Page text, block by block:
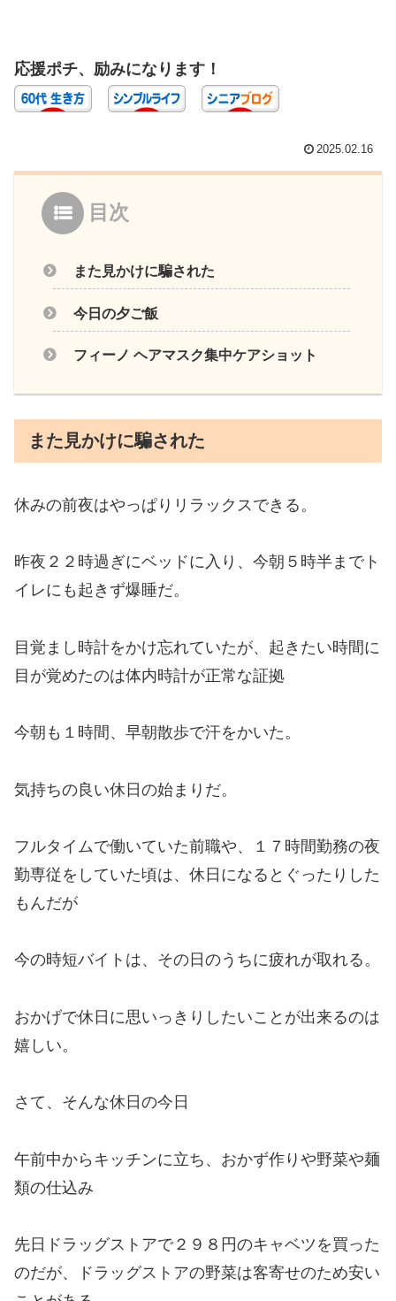
応援ポチ、励みになります！
2025.02.16
目次
また見かけに騙された
今日の夕ご飯
フィーノ ヘアマスク集中ケアショット
また見かけに騙された
休みの前夜はやっぱりリラックスできる。
昨夜２２時過ぎにベッドに入り、今朝５時半までト
イレにも起きず爆睡だ。
目覚まし時計をかけ忘れていたが、起きたい時間に
目が覚めたのは体内時計が正常な証拠
今朝も１時間、 早朝散歩で汗をかいた。
気持ちの良い休日の始まりだ。
フルタイムで働いていた前職や、１７時間勤務の夜
勤専従をしていた頃は、休日になるとぐったりした
もんだが
今の時短バイトは、その日のうちに疲れが取れる。
おかげで休日に思いっきりしたいことが出来るのは
嬉しい。
さて、そんな休日の今日
午前中からキッチンに立ち、おかず作りや野菜や麺
類の仕込み
先日ドラッグストアで２９８円のキャベツを買った
のだが、
ドラッグストアの野菜は客寄せのため安い